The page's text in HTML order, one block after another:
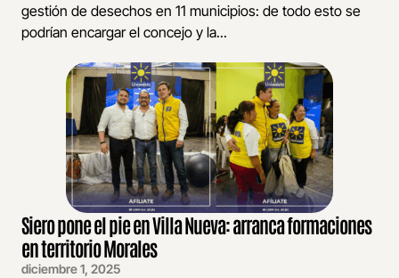
gestión de desechos en 11 municipios: de todo esto se
podrían encargar el concejo y la...
Siero pone el pie en Villa Nueva: arranca formaciones
en territorio Morales
diciembre 1, 2025